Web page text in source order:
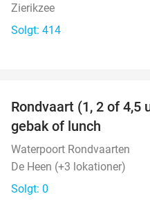
Zierikzee
Solgt: 414
DAG
Rondvaart (1, 2 of
gebak of lunch
Waterpoort Rondvaarten
De Heen (+3 lokationer)
Solgt: 0